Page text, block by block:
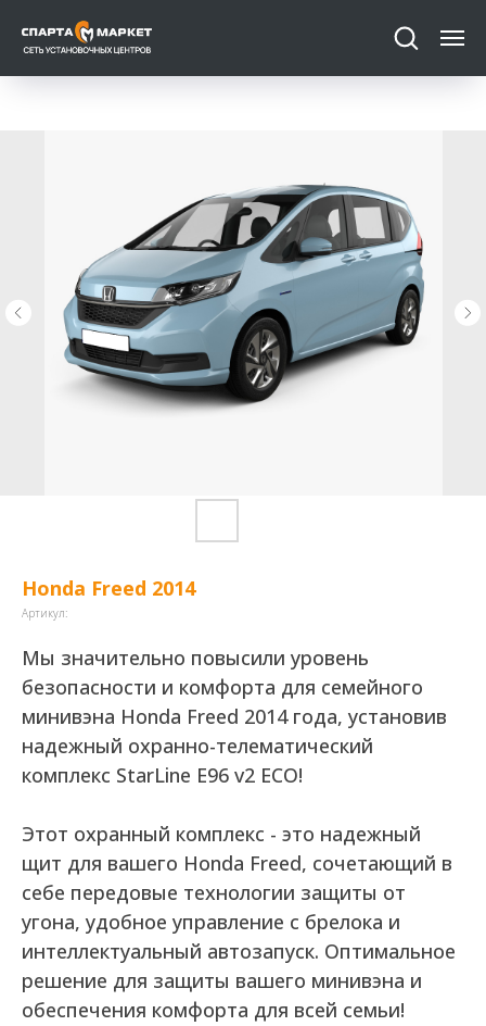
Honda Freed 2014
Артикул:
Мы значительно повысили уровень
безопасности и комфорта для семейного
минивэна Honda Freed 2014 года, установив
надежный охранно-телематический
комплекс StarLine E96 v2 ECO!
Этот охранный комплекс - это надежный
щит для вашего Honda Freed, сочетающий в
себе передовые технологии защиты от
угона, удобное управление с брелока и
интеллектуальный автозапуск. Оптимальное
решение для защиты вашего минивэна и
обеспечения комфорта для всей семьи!